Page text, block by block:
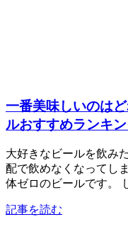
一番美味しいのは
ルおすすめランキ
大好きなビールを飲み
配で飲めなくなってし
体ゼロのビールです。
記事を読む